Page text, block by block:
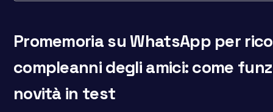
Promemoria su WhatsApp per
compleanni degli amici: come
novità in test